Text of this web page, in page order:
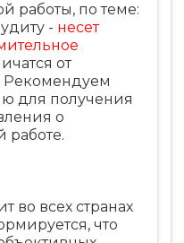
работы, по теме:
- несет
от
для получения
о
работе.
во всех странах
что